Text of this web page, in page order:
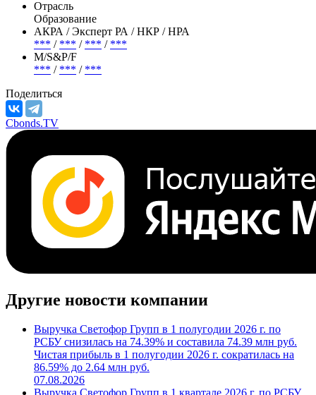
Отрасль
Образование
АКРА / Эксперт РА / НКР / НРА
*** / *** / *** / ***
М/S&P/F
*** / *** / ***
Поделиться
Cbonds.TV
Другие новости компании
Выручка Светофор Групп в 1 полугодии 2026 г. по
РСБУ снизилась на 74.39% и составила 74.39 млн руб.
Чистая прибыль в 1 полугодии 2026 г. сократилась на
86.59% до 2.64 млн руб.
07.08.2026